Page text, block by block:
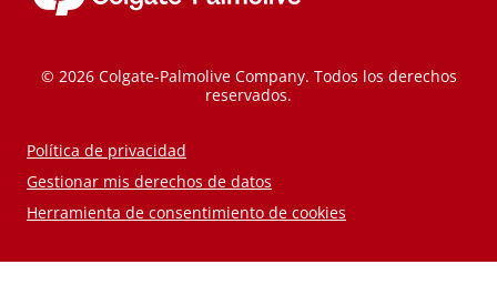
© 2026 Colgate-Palmolive Company. Todos los derechos
reservados.
Política de privacidad
Gestionar mis derechos de datos
Herramienta de consentimiento de cookies